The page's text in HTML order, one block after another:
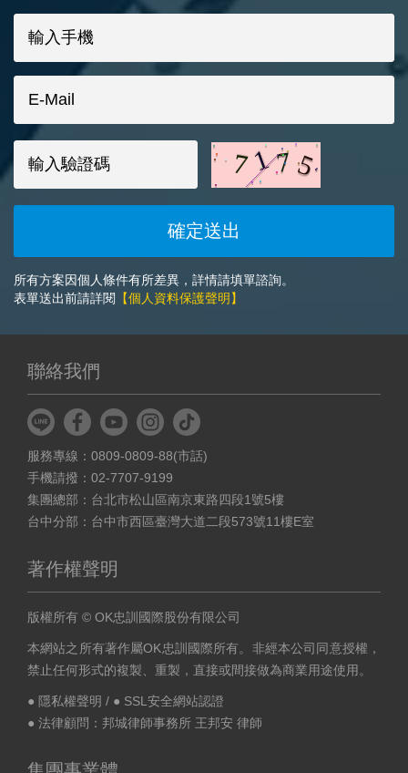
所有方案因個人條件有所差異，詳情請填單諮詢。
表單送出前請詳閱 【個人資料保護聲明】
聯絡我們
服務專線：0809-0809-88(市話)
手機請撥：02-7707-9199
集團總部：台北市松山區南京東路四段1號5樓
台中分部：台中市西區臺灣大道二段573號11樓E室
著作權聲明
版權所有 © OK忠訓國際股份有限公司
本網站之所有著作屬OK忠訓國際所有。非經本公司同意授權，
禁止任何形式的複製、重製，直接或間接做為商業用途使用。
● 隱私權聲明 / ● SSL安全網站認證
● 法律顧問：邦城律師事務所 王邦安 律師